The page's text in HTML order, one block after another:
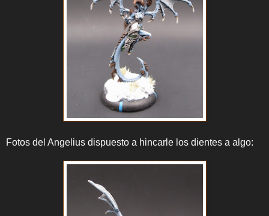
Fotos del Angelius dispuesto a hincarle los dientes a algo: